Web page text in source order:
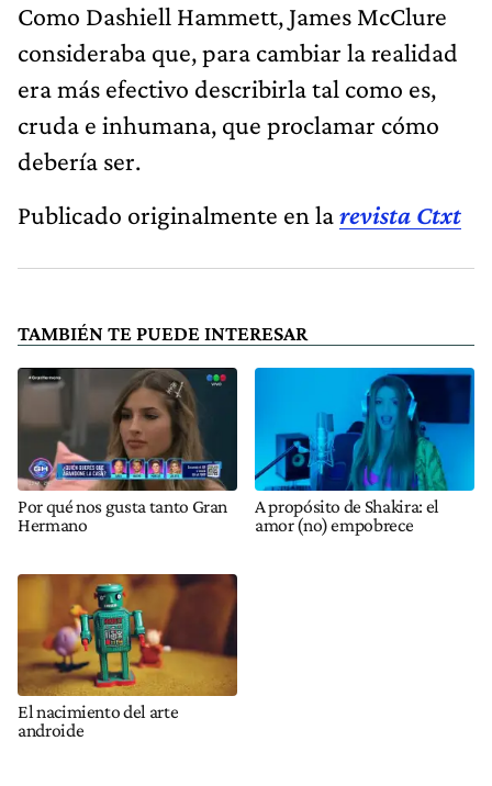
Como Dashiell Hammett, James McClure
consideraba que, para cambiar la realidad
era más efectivo describirla tal como es,
cruda e inhumana, que proclamar cómo
debería ser.
Publicado originalmente en larevista Ctxt
TAMBIÉN TE PUEDE INTERESAR
Por qué nos gusta tanto Gran
Hermano
A propósito de Shakira: el
amor (no) empobrece
El nacimiento del arte
androide